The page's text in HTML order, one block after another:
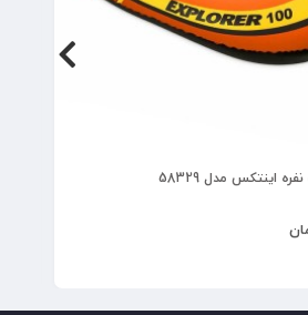
اینتکس مدل 58329